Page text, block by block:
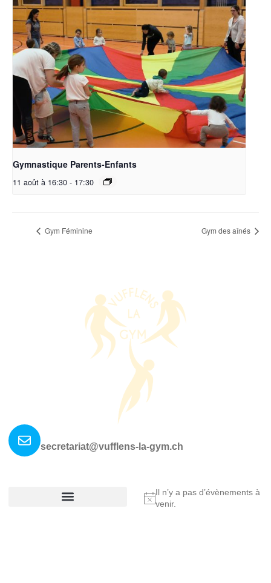
Gymnastique Parents-Enfants
11 août à 16:30 - 17:30
Gym Féminine Gym des aînés
secretariat@vufflens-la-gym.ch
Notice
Il n’y a pas d’évènements à
venir.